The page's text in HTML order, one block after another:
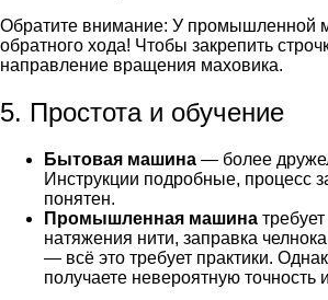
Обратите внимание: У промышленной
обратного хода! Чтобы закрепить
направление вращения маховика.
5. Простота и обучение
Бытовая машина — более
Инструкции подробные, процесс
понятен.
Промышленная машина
натяжения нити, заправка
— всё это требует практики.
получаете невероятную точность